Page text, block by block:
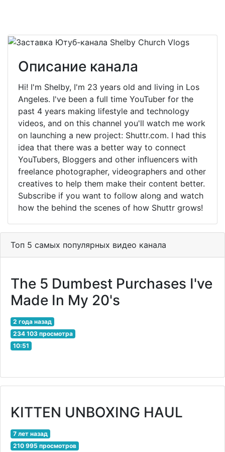
Описание канала
Hi! I'm Shelby, I'm 23 years old and living in Los
Angeles. I've been a full time YouTuber for the
past 4 years making lifestyle and technology
videos, and on this channel you'll watch me work
on launching a new project: Shuttr.com. I had this
idea that there was a better way to connect
YouTubers, Bloggers and other influencers with
freelance photographer, videographers and other
creatives to help them make their content better.
Subscribe if you want to follow along and watch
how the behind the scenes of how Shuttr grows!
Топ 5 самых популярных видео канала
The 5 Dumbest Purchases I've
Made In My 20's
2 года назад
234 103 просмотра
10:51
KITTEN UNBOXING HAUL
7 лет назад
210 995 просмотров